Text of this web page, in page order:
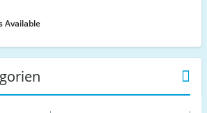
Available